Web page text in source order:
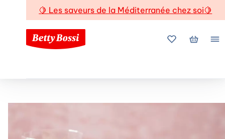
🍋 Les saveurs de la Méditerranée chez soi🍋
Mes favoris
Mon